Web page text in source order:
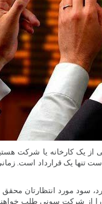
کارخانه یا شرکت هستید.
تنها یک قرارداد است.
سود مورد انتظارتان
از شرکت سونی طلب